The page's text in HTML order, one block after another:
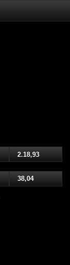
2.18,93
38,04